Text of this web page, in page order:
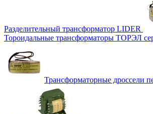
Разделительный трансформатор LIDER
Тороидальные трансформаторы ТОРЭЛ
Трансформаторные дроссели